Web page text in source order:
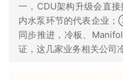
一，CDU架构升级会直
内水泵环节的代表企业
同步推进，冷板、
证，这几家业务相关公司